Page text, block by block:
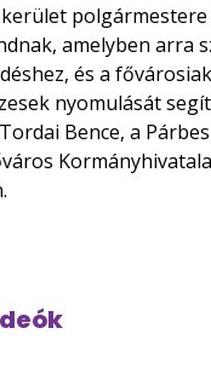
polgármestere
amelyben arra
és a
nyomulását
Bence, a